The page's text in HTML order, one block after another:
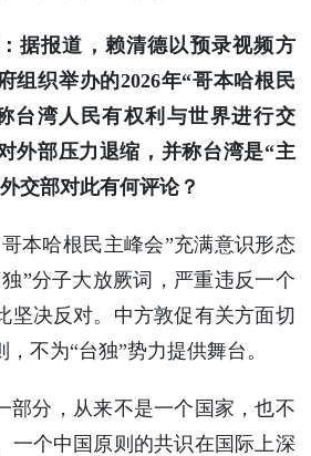
据报道，赖清德以预录视频方
组织举办的2026年“哥本哈根民
台湾人民有权利与世界进行交
外部压力退缩，并称台湾是“主
交部对此有何评论？
本哈根民主峰会”充满意识形态
”分子大放厥词，严重违反一个
坚决反对。中方敦促有关方面切
不为“台独”势力提供舞台。
部分，从来不是一个国家，也不
一个中国原则的共识在国际上深